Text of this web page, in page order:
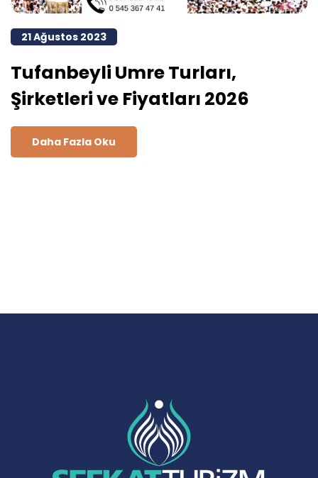
21 Ağustos 2023
Tufanbeyli Umre Turları,
Şirketleri ve Fiyatları 2026
Daha Fazla Oku